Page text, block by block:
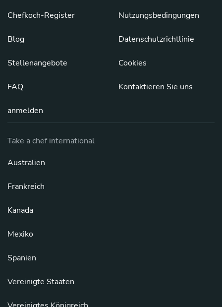
Chefkoch-Register
Blog
Stellenangebote
FAQ
anmelden
Nutzungsbedingungen
Datenschutzrichtlinie
Cookies
Kontaktieren Sie uns
Take a chef international
Australien
Frankreich
Kanada
Mexiko
Spanien
Vereinigte Staaten